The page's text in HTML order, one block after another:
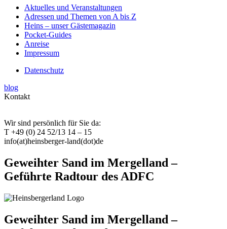
Aktuelles und Veranstaltungen
Adressen und Themen von A bis Z
Heins – unser Gästemagazin
Pocket-Guides
Anreise
Impressum
Datenschutz
blog
Kontakt
Wir sind persönlich für Sie da:
T +49 (0) 24 52/13 14 – 15
info(at)heinsberger-land(dot)de
Geweihter Sand im Mergelland –
Geführte Radtour des ADFC
Geweihter Sand im Mergelland –